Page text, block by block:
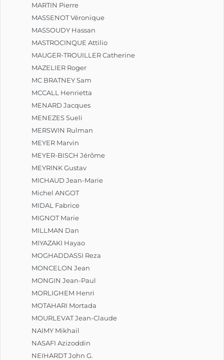
MARTIN Pierre
MASSENOT Véronique
MASSOUDY Hassan
MASTROCINQUE Attilio
MAUGER-TROUILLER Catherine
MAZELIER Roger
MC BRATNEY Sam
MCCALL Henrietta
MENARD Jacques
MENEZES Sueli
MERSWIN Rulman
MEYER Marvin
MEYER-BISCH Jérôme
MEYRINK Gustav
MICHAUD Jean-Marie
Michel ANGOT
MIDAL Fabrice
MIGNOT Marie
MILLMAN Dan
MIYAZAKI Hayao
MOGHADDASSI Reza
MONCELON Jean
MONGIN Jean-Paul
MORLIGHEM Henri
MOTAHARI Mortada
MOURLEVAT Jean-Claude
NAIMY Mikhail
NASAFI Azizoddin
NEIHARDT John G.